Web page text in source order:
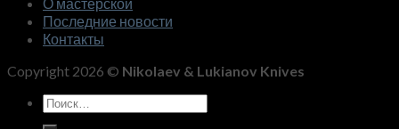
Последние новости
Контакты
Copyright 2026 © Nikolaev & Lukianov Knives
Искать: